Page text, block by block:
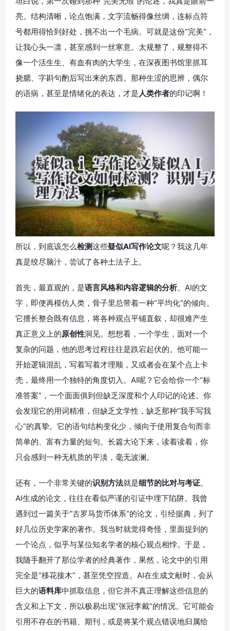
亮。结构清晰，论点饱满，文字流畅得像丝绸，连标点符
号都用得恰到好处，挑不出一个毛病。可就是这份“完美”，
让我心头一凛，甚至感到一丝寒意。太规整了，规整得不
像一个活生生、有血有肉的大学生，在深夜图书馆里抓耳
挠腮、字斟句酌后写出来的东西。那种生涩的思辨，偶尔
的语病，甚至是情绪化的表达，才是人类作者的印记啊！
所以，到底该怎么检测这些疑似AI写作论文呢？我这几年
真是绞尽脑汁，尝试了各种土法子上。
首先，最直观的，是语言风格和内容逻辑的分析。AI的文
字，即便再模仿人类，骨子里总带着一种“平均化”的倾向。
它擅长整合既有信息，将各种观点平铺直叙，却很难产生
真正意义上的原创性洞见。想想看，一个学生，面对一个
复杂的问题，他的思考过程往往是跌宕起伏的。他可能一
开始逻辑混乱，写着写着才理顺，又或者会在某个点上卡
壳，最终用一个独特的角度切入。AI呢？它会给你一个“标
准答案”，一个面面俱到但缺乏深度和个人印记的论述。你
会发现它的用词精准，但缺乏文学性，缺乏那种“我手写我
心”的真挚。它的语句结构变化少，倾向于使用复合句而非
简单的、富有力量的短句。长篇大论下来，读着读着，你
只会感到一种无机质的平淡，毫无波澜。
还有，一个非常关键的识别方法就是细节的比对与考证。
AI生成的论文，往往在看似严谨的引证中埋下陷阱。我曾
遇到过一篇关于“古罗马货币体系”的论文，引经据典，列了
好几位历史学家的著作。我当时就觉得奇怪，里面提到的
一个论点，似乎与某位知名学者的核心观点相悖。于是，
我随手翻开了那位学者的经典著作，果然，论文中的引用
完全是“移花接木”，甚至凭空捏造。AI在生成文献时，会从
巨大的语料库中抓取信息，但它并不真正理解这些信息的
含义和上下文，所以极易出现“张冠李戴”的情况。它可能会
引用不存在的书籍、期刊，或是将某个观点错误地归属给